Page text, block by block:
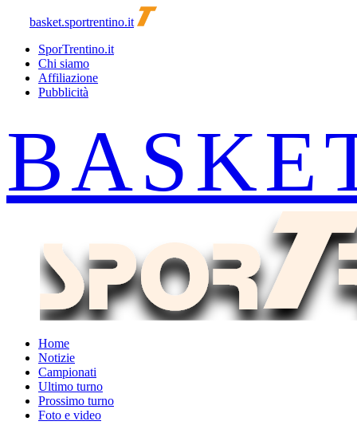
basket.sportrentino.it
SporTrentino.it
Chi siamo
Affiliazione
Pubblicità
Home
Notizie
Campionati
Ultimo turno
Prossimo turno
Foto e video